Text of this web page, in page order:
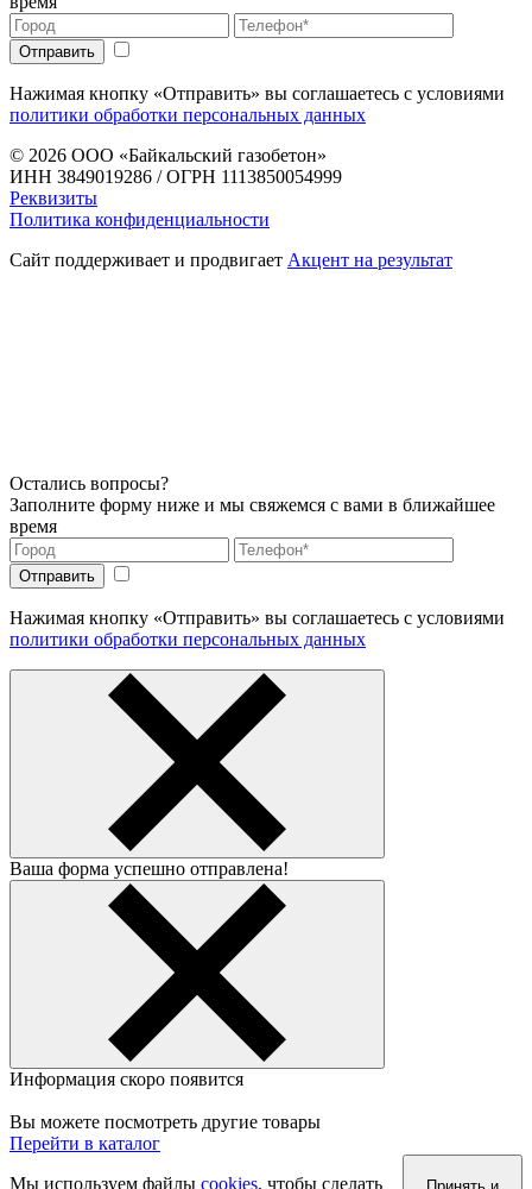
Нажимая кнопку «Отправить» вы соглашаетесь с условиями
политики обработки персональных данных
© 2026 ООО «Байкальский газобетон»
ИНН 3849019286 / ОГРН 1113850054999
Реквизиты
Политика конфиденциальности
Сайт поддерживает и продвигает Акцент на результат
Остались вопросы?
Заполните форму ниже и мы свяжемся с вами в ближайшее
время
Нажимая кнопку «Отправить» вы соглашаетесь с условиями
политики обработки персональных данных
Ваша форма успешно отправлена!
Информация скоро появится
Вы можете посмотреть другие товары
Перейти в каталог
Мы используем файлы cookies, чтобы сделать